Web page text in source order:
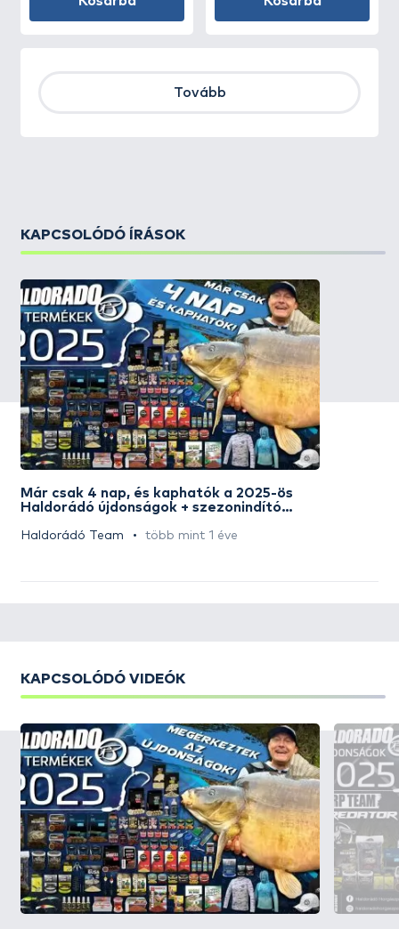
Tovább
KAPCSOLÓDÓ ÍRÁSOK
Már csak 4 nap, és kaphatók a 2025-ös
Haldorádó újdonságok + szezonindító
Haldorádó Team több mint 1 éve
KAPCSOLÓDÓ VIDEÓK